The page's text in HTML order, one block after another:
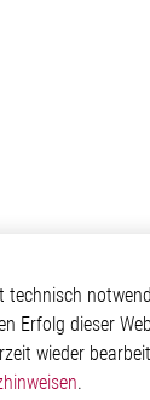
technisch
Erfolg dieser
wieder
.